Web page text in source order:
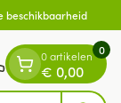
beschikbaarheid
0 artikelen
€ 0,00
0